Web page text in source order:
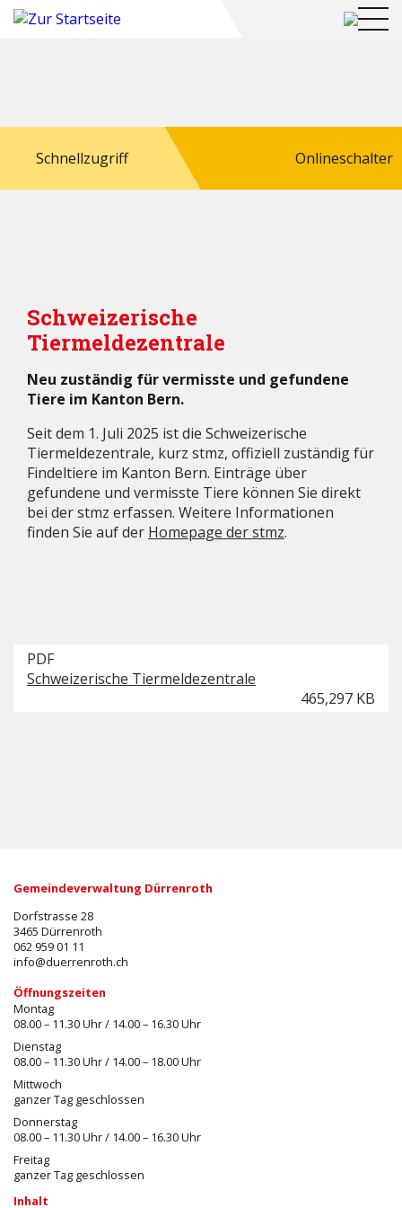
Schnellzugriff Onlineschalter
Schweizerische
Tiermeldezentrale
Neu zuständig für vermisste und gefundene
Tiere im Kanton Bern.
Seit dem 1. Juli 2025 ist die Schweizerische
Tiermeldezentrale, kurz stmz, offiziell zuständig für
Findeltiere im Kanton Bern. Einträge über
gefundene und vermisste Tiere können Sie direkt
bei der stmz erfassen. Weitere Informationen
finden Sie auf der Homepage der stmz.
PDF
Schweizerische Tiermeldezentrale
465,297 KB
Gemeindeverwaltung Dürrenroth
Dorfstrasse 28
3465 Dürrenroth
062 959 01 11
info@duerrenroth.ch
Öffnungszeiten
Montag
08.00 – 11.30 Uhr / 14.00 – 16.30 Uhr
Dienstag
08.00 – 11.30 Uhr / 14.00 – 18.00 Uhr
Mittwoch
ganzer Tag geschlossen
Donnerstag
08.00 – 11.30 Uhr / 14.00 – 16.30 Uhr
Freitag
ganzer Tag geschlossen
Inhalt